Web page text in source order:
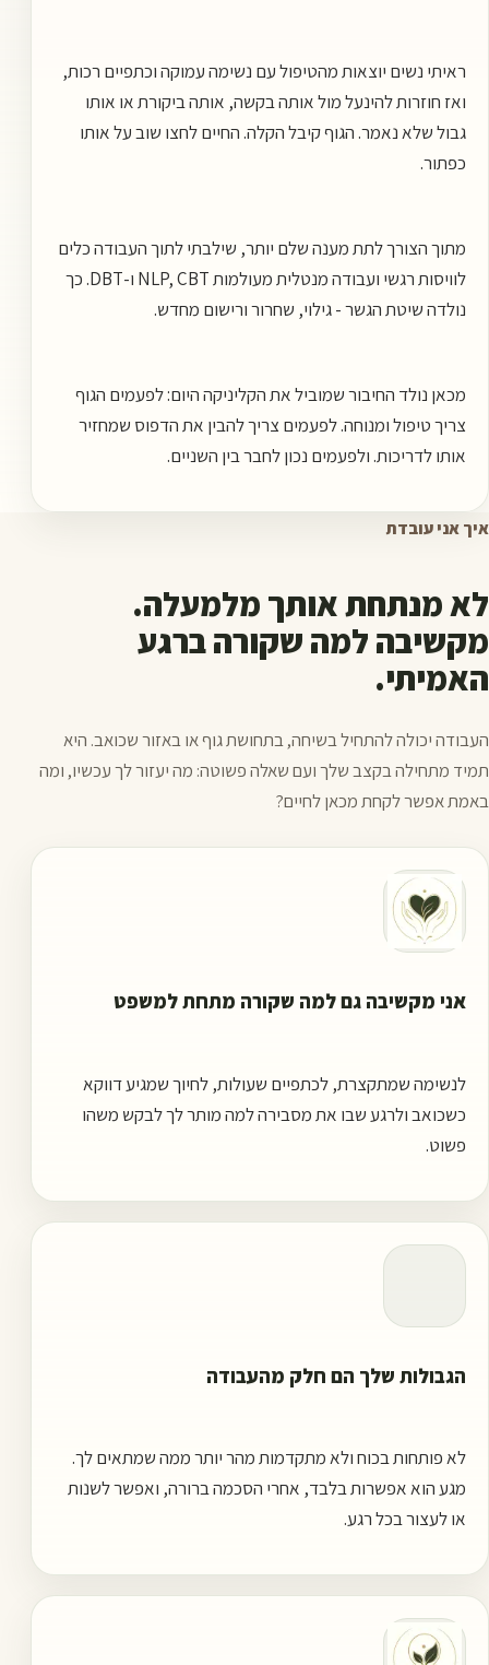
ראיתי נשים יוצאות מהטיפול עם נשימה עמוקה וכתפיים רכות,
ואז חוזרות להינעל מול אותה בקשה, אותה ביקורת או אותו
גבול שלא נאמר. הגוף קיבל הקלה. החיים לחצו שוב על אותו
כפתור.
מתוך הצורך לתת מענה שלם יותר, שילבתי לתוך העבודה כלים
לוויסות רגשי ועבודה מנטלית מעולמות NLP, CBT ו-DBT. כך
נולדה שיטת הגשר - גילוי, שחרור ורישום מחדש.
מכאן נולד החיבור שמוביל את הקליניקה היום: לפעמים הגוף
צריך טיפול ומנוחה. לפעמים צריך להבין את הדפוס שמחזיר
אותו לדריכות. ולפעמים נכון לחבר בין השניים.
איך אני עובדת
לא מנתחת אותך מלמעלה.
מקשיבה למה שקורה ברגע
האמיתי.
העבודה יכולה להתחיל בשיחה, בתחושת גוף או באזור שכואב. היא
תמיד מתחילה בקצב שלך ועם שאלה פשוטה: מה יעזור לך עכשיו, ומה
באמת אפשר לקחת מכאן לחיים?
אני מקשיבה גם למה שקורה מתחת למשפט
לנשימה שמתקצרת, לכתפיים שעולות, לחיוך שמגיע דווקא
כשכואב ולרגע שבו את מסבירה למה מותר לך לבקש משהו
פשוט.
הגבולות שלך הם חלק מהעבודה
לא פותחות בכוח ולא מתקדמות מהר יותר ממה שמתאים לך.
מגע הוא אפשרות בלבד, אחרי הסכמה ברורה, ואפשר לשנות
או לעצור בכל רגע.